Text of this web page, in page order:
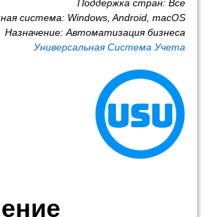
Поддержка стран: Все
система: Windows, Android, macOS
Назначение: Автоматизация бизнеса
Универсальная Система Учета